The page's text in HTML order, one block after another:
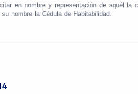
en nombre y representación de aquél la
nombre la Cédula de Habitabilidad.